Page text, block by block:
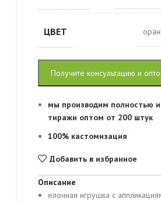
ЦВЕТ
Получите консультацию и
мы производим полностью
тиражи оптом от 200 штук
100% кастомизация
Добавить в избранное
Описание
елочная игрушка с